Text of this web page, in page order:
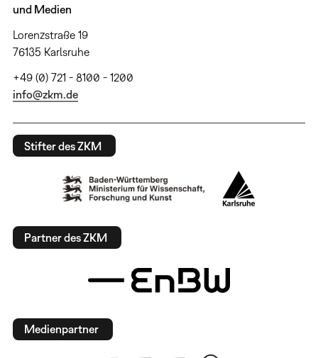
und Medien
Lorenzstraße 19
76135 Karlsruhe
+49 (0) 721 - 8100 - 1200
info@zkm.de
Stifter des ZKM
Partner des ZKM
Medienpartner